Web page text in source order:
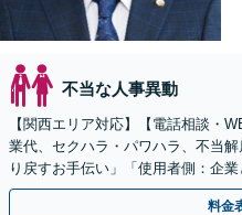
不当な人事異動
【関西エリア対応】【電話相談・
業代、セクハラ・パワハラ、不当
り戻すお手伝い」「使用者側：企
ポート」【スポット契約・顧問契
料金